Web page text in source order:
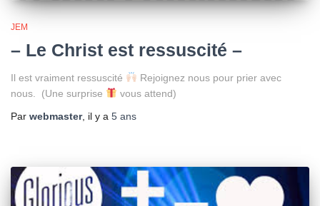
JEM
– Le Christ est ressuscité –
Il est vraiment ressuscité
Rejoignez nous pour prier avec
nous. (Une surprise
vous attend)
Par webmaster, il y a 5 ans